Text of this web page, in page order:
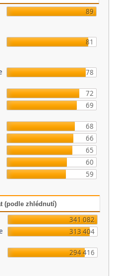
89
81
78
72
69
68
66
65
60
59
(podle zhlédnutí)
341 082
313 404
294 416